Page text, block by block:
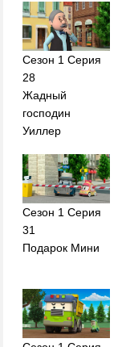
Сезон 1 Серия
28
Жадный
господин
Уиллер
Сезон 1 Серия
31
Подарок Мини